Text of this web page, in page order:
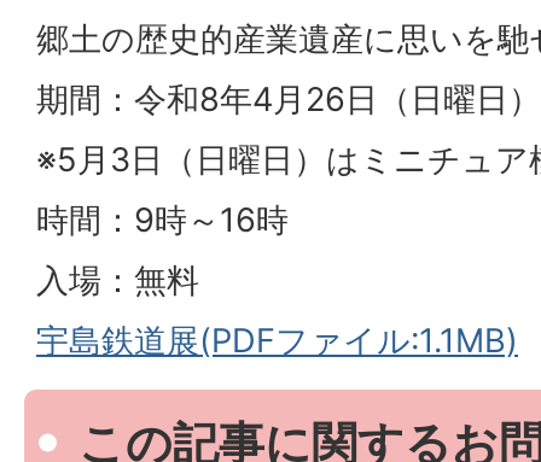
郷土の歴史的産業遺産に思いを
期間：令和8年4月26日（日曜日
※5月3日（日曜日）はミニチュア
時間：9時～16時
入場：無料
宇島鉄道展(PDFファイル:1.1MB)
この記事に関するお